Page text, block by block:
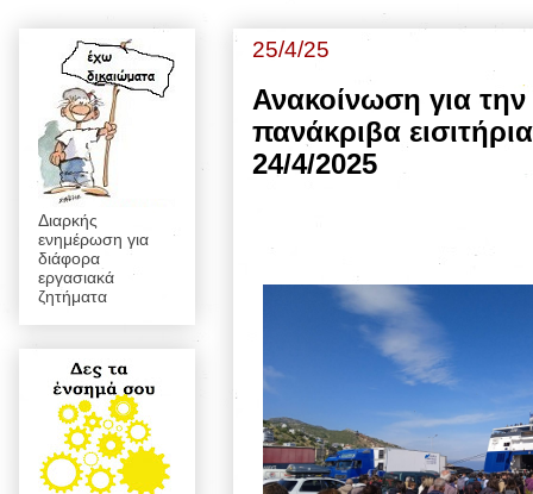
25/4/25
Ανακοίνωση για
πανάκριβα
24/4/2025
Διαρκής
ενημέρωση για
διάφορα
εργασιακά
ζητήματα